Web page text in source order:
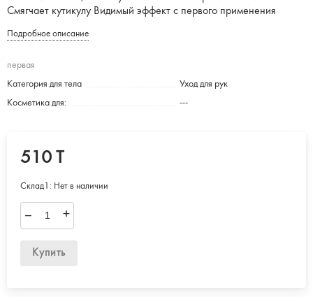
Смягчает кутикулу Видимый эффект с первого применения
Подробное описание
первая
Категория для тела Уход для рук
Косметика для: ---
510 T
Склад1: Нет в наличии
– +
Купить